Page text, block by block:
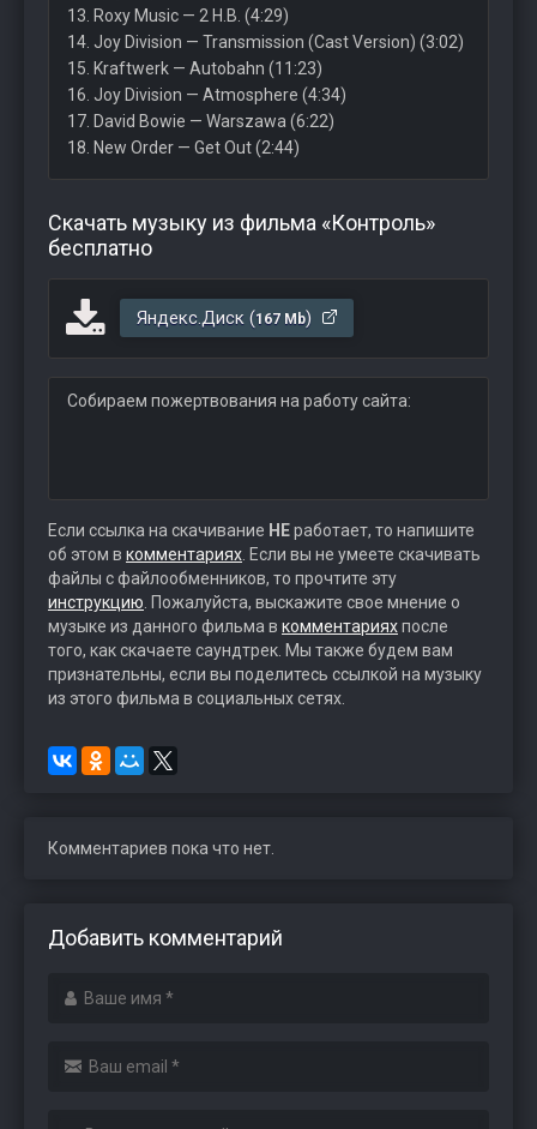
13. Roxy Music — 2 H.B. (4:29)
14. Joy Division — Transmission (Cast Version) (3:02)
15. Kraftwerk — Autobahn (11:23)
16. Joy Division — Atmosphere (4:34)
17. David Bowie — Warszawa (6:22)
18. New Order — Get Out (2:44)
Скачать музыку из фильма «Контроль»
бесплатно
Яндекс.Диск (167 Mb)
Собираем пожертвования на работу сайта:
Если ссылка на скачивание НЕработает, то напишите
об этом в комментариях . Если вы не умеете скачивать
файлы с файлообменников, то прочтите эту
инструкцию . Пожалуйста, выскажите свое мнение о
музыке из данного фильма в комментарияхпосле
того, как скачаете саундтрек. Мы также будем вам
признательны, если вы поделитесь ссылкой на музыку
из этого фильма в социальных сетях.
Комментариев пока что нет.
Добавить комментарий